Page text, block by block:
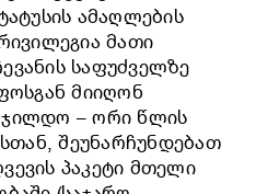
ამაღლების
მათი
საფუძველზე
მიიღონ
– ორი წლის
შეუნარჩუნდებათ
პაკეტი მთელი